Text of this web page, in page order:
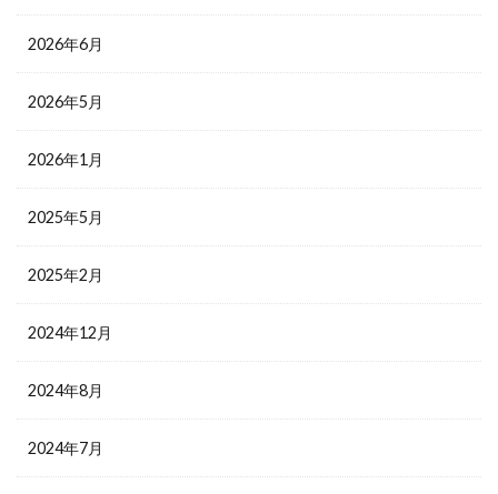
2026年6月
2026年5月
2026年1月
2025年5月
2025年2月
2024年12月
2024年8月
2024年7月